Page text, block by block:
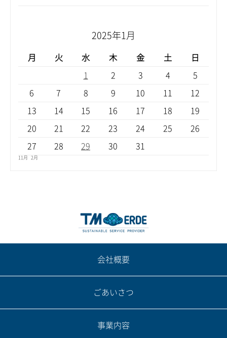
2025年1月
月 火 水 木 金 土 日
1 2 3 4 5
6 7 8 9 10 11 12
13 14 15 16 17 18 19
20 21 22 23 24 25 26
27 28 29 30 31
11月 2月
会社概要
ごあいさつ
事業内容